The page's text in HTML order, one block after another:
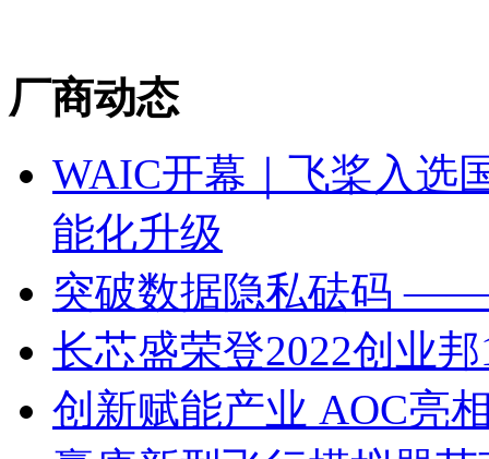
厂商动态
WAIC开幕｜飞桨入选
能化升级
突破数据隐私砝码
长芯盛荣登2022创业
创新赋能产业 AOC亮